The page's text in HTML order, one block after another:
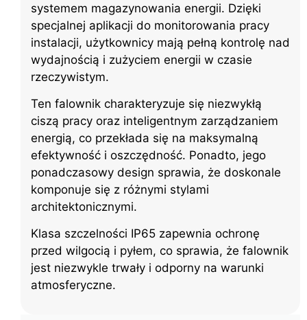
systemem magazynowania energii. Dzięki
specjalnej aplikacji do monitorowania pracy
instalacji, użytkownicy mają pełną kontrolę nad
wydajnością i zużyciem energii w czasie
rzeczywistym.
Ten falownik charakteryzuje się niezwykłą
ciszą pracy oraz inteligentnym zarządzaniem
energią, co przekłada się na maksymalną
efektywność i oszczędność. Ponadto, jego
ponadczasowy design sprawia, że doskonale
komponuje się z różnymi stylami
architektonicznymi.
Klasa szczelności IP65 zapewnia ochronę
przed wilgocią i pyłem, co sprawia, że falownik
jest niezwykle trwały i odporny na warunki
atmosferyczne.